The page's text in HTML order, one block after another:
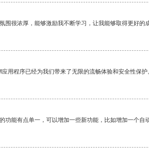
围很浓厚，能够激励我不断学习，让我能够取得更好的成
用程序已经为我们带来了无限的流畅体验和安全性保护
功能有点单一，可以增加一些新功能，比如增加一个自